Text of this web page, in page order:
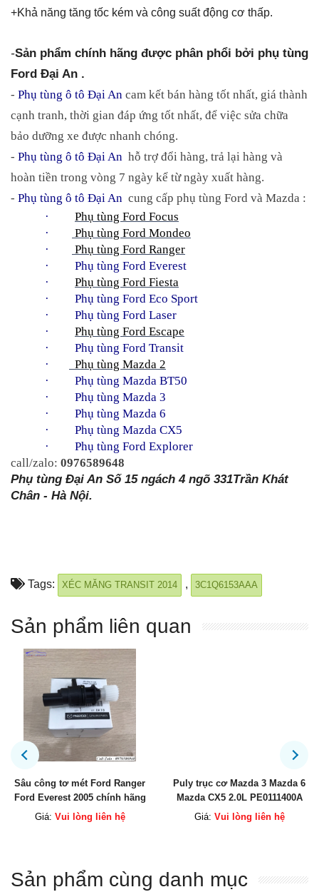
+Khả năng tăng tốc kém và công suất động cơ thấp.
-Sản phẩm chính hãng được phân phổi bởi phụ tùng
Ford Đại An .
- Phụ tùng ô tô Đại An cam kết bán hàng tốt nhất, giá thành
cạnh tranh, thời gian đáp ứng tốt nhất, để việc sửa chữa
bảo dưỡng xe được nhanh chóng.
- Phụ tùng ô tô Đại An hỗ trợ đổi hàng, trả lại hàng và
hoàn tiền trong vòng 7 ngày kể từ ngày xuất hàng.
- Phụ tùng ô tô Đại An cung cấp phụ tùng Ford và Mazda :
· Phụ tùng Ford Focus
·
Phụ tùng Ford Mondeo
·
Phụ tùng Ford Ranger
·
Phụ tùng Ford Everest
· Phụ tùng Ford Fiesta
·
Phụ tùng Ford Eco Sport
·
Phụ tùng Ford Laser
· Phụ tùng Ford Escape
·
Phụ tùng Ford Transit
·
Phụ tùng Mazda 2
·
Phụ tùng Mazda BT50
·
Phụ tùng Mazda 3
·
Phụ tùng Mazda 6
·
Phụ tùng Mazda CX5
·
Phụ tùng Ford Explorer
call/zalo: 0976589648
Phụ tùng Đại An Số 15 ngách 4 ngõ 331Trần Khát
Chân - Hà Nội.
Tags: XÉC MĂNG TRANSIT 2014 , 3C1Q6153AAA
Sản phẩm liên quan
Sâu công tơ mét Ford Ranger
Ford Everest 2005 chính hãng
M5AC17400
Giá: Vui lòng liên hệ
Puly trục cơ Mazda 3 Mazda 6
Mazda CX5 2.0L PE0111400A
Giá: Vui lòng liên hệ
Sản phẩm cùng danh mục